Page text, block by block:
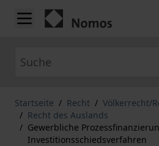
Zum Inhalt springen
Startseite / Recht / Völkerrecht/
/ Recht des Auslands
/ Gewerbliche
Investitionsschiedsverfahren